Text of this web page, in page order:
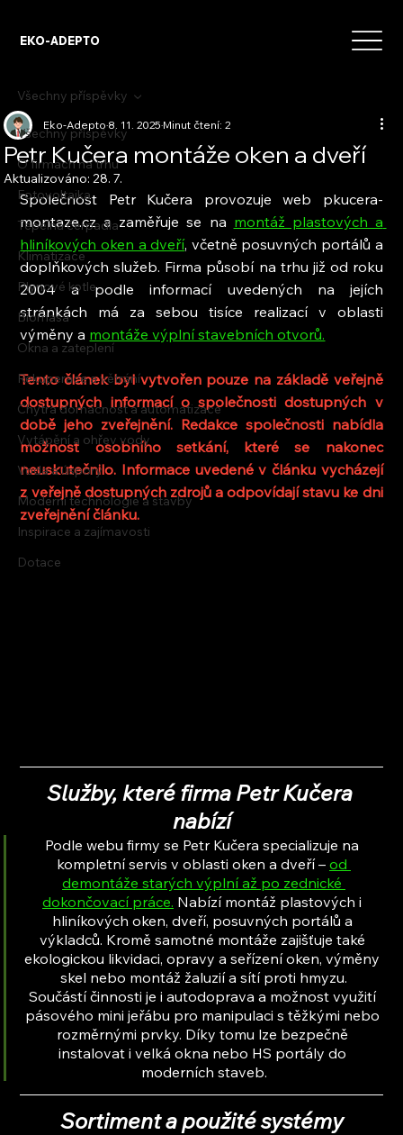
EKO-ADEPTO
Všechny příspěvky
O firmách na trhu
Fotovoltaika
Tepelná čerpadla
Klimatizace
Plynové kotle
Biomasa
Okna a zateplení
Rekuperace a větrání
Chytrá domácnost a automatizace
Vytápění a ohřev vody
Voda a úspory
Moderní technologie a stavby
Inspirace a zajímavosti
Dotace
Všechny příspěvky
Petr Kučera montáže oken a dveří
Eko-Adepto8. 11. 2025Minut čtení: 2
Aktualizováno:28. 7.
Společnost Petr Kučera provozuje web pkucera-
montaze.cz a zaměřuje se na montáž plastových a
hliníkových oken a dveří, včetně posuvných portálů a
doplňkových služeb. Firma působí na trhu již od roku
2004 a podle informací uvedených na jejích
stránkách má za sebou tisíce realizací v oblasti
výměny a montáže výplní stavebních otvorů.
Tento článek byl vytvořen pouze na základě veřejně
dostupných informací o společnosti dostupných v
době jeho zveřejnění. Redakce společnosti nabídla
možnost osobního setkání, které se nakonec
neuskutečnilo. Informace uvedené v článku vycházejí
z veřejně dostupných zdrojů a odpovídají stavu ke dni
zveřejnění článku.
Služby, které firma Petr Kučera
nabízí
Podle webu firmy se Petr Kučera specializuje na
kompletní servis v oblasti oken a dveří – od
demontáže starých výplní až po zednické
dokončovací práce. Nabízí montáž plastových i
hliníkových oken, dveří, posuvných portálů a
výkladců. Kromě samotné montáže zajišťuje také
ekologickou likvidaci, opravy a seřízení oken, výměny
skel nebo montáž žaluzií a sítí proti hmyzu.
Součástí činnosti je i autodoprava a možnost využití
pásového mini jeřábu pro manipulaci s těžkými nebo
rozměrnými prvky. Díky tomu lze bezpečně
instalovat i velká okna nebo HS portály do
moderních staveb.
Sortiment a použité systémy